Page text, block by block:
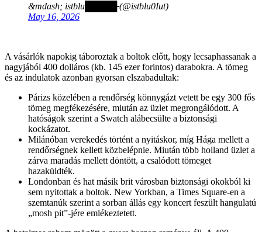
&mdash; istblu█̶̳̘͛̄̃͒̄̃͜█̴͇̱̅͒̅█̵̻̣̝͒̈̄̈͝͝█̴̞̜̻̝͍̂̽͜█̴̵̴̶ (@istblu0Iut)
May 16, 2026
A vásárlók napokig táboroztak a boltok előtt, hogy lecsaphassanak a
nagyjából 400 dolláros (kb. 145 ezer forintos) darabokra. A tömeg
és az indulatok azonban gyorsan elszabadultak:
Párizs közelében a rendőrség könnygázt vetett be egy 300 fős
tömeg megfékezésére, miután az üzlet megrongálódott. A
hatóságok szerint a Swatch alábecsülte a biztonsági
kockázatot.
Milánóban verekedés történt a nyitáskor, míg Hága mellett a
rendőrségnek kellett közbelépnie. Miután több holland üzlet a
zárva maradás mellett döntött, a csalódott tömeget
hazaküldték.
Londonban és hat másik brit városban biztonsági okokból ki
sem nyitottak a boltok. New Yorkban, a Times Square-en a
szemtanúk szerint a sorban állás egy koncert feszült hangulatú
„mosh pit”-jére emlékeztetett.